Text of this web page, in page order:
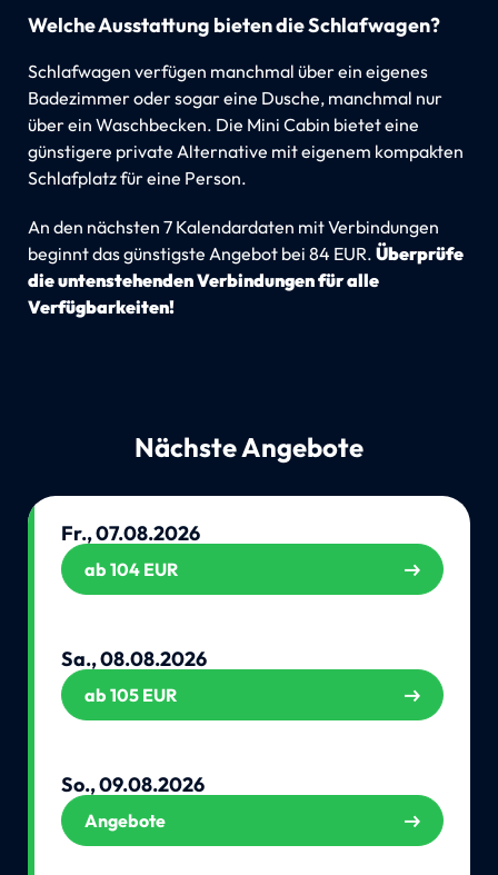
Welche Ausstattung bieten die Schlafwagen?
Schlafwagen verfügen manchmal über ein eigenes
Badezimmer oder sogar eine Dusche, manchmal nur
über ein Waschbecken. Die Mini Cabin bietet eine
günstigere private Alternative mit eigenem kompakten
Schlafplatz für eine Person.
An den nächsten 7 Kalendardaten mit Verbindungen
beginnt das günstigste Angebot bei 84 EUR. Überprüfe
die untenstehenden Verbindungen für alle
Verfügbarkeiten!
Nächste Angebote
Fr., 07.08.2026
ab 104 EUR
Sa., 08.08.2026
ab 105 EUR
So., 09.08.2026
Angebote